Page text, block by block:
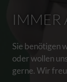
IMMER
Sie benötigen
oder wollen
gerne. Wir